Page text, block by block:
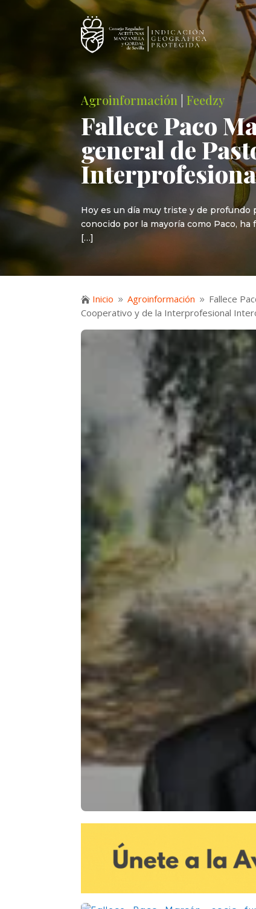
Agroinformación |Feedzy
Fallece Paco
general de
Hoy es un día muy triste y de profundo
conocido por la mayoría como Paco,
[…]
 Inicio 9 Agroinformación 9 Fallece
Cooperativo y de la Interprofesional